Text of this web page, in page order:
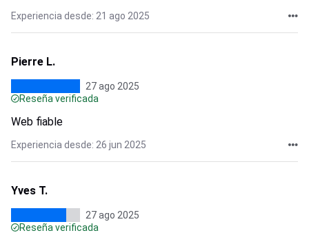
Experiencia desde: 21 ago 2025
Pierre L.
27 ago 2025
Reseña verificada
Web fiable
Experiencia desde: 26 jun 2025
Yves T.
27 ago 2025
Reseña verificada